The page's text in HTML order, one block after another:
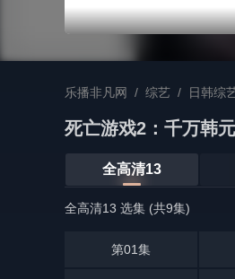
乐播非凡网 / 综艺 / 日韩综
死亡游戏2：千万韩
全高清13
全高清13 选集 (共9集)
第01集